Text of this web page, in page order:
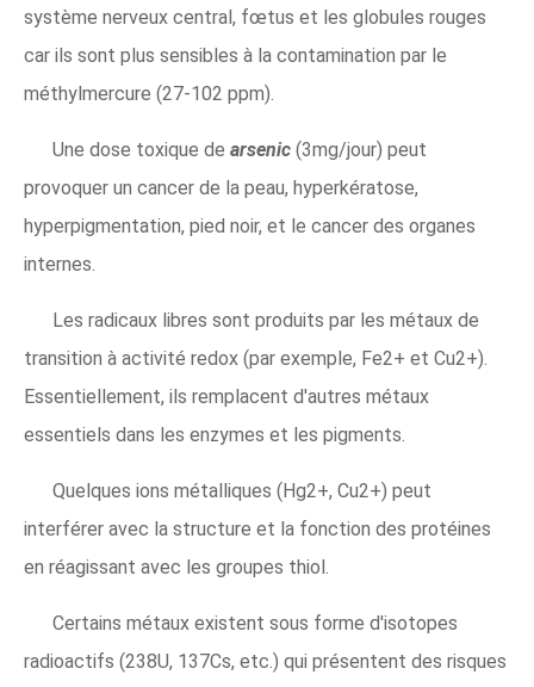
système nerveux central, fœtus et les globules rouges
car ils sont plus sensibles à la contamination par le
méthylmercure (27-102 ppm).
Une dose toxique de arsenic (3mg/jour) peut
provoquer un cancer de la peau, hyperkératose,
hyperpigmentation, pied noir, et le cancer des organes
internes.
Les radicaux libres sont produits par les métaux de
transition à activité redox (par exemple, Fe2+ ​​et Cu2+).
Essentiellement, ils remplacent d'autres métaux
essentiels dans les enzymes et les pigments.
Quelques ions métalliques (Hg2+, Cu2+) peut
interférer avec la structure et la fonction des protéines
en réagissant avec les groupes thiol.
Certains métaux existent sous forme d'isotopes
radioactifs (238U, 137Cs, etc.) qui présentent des risques